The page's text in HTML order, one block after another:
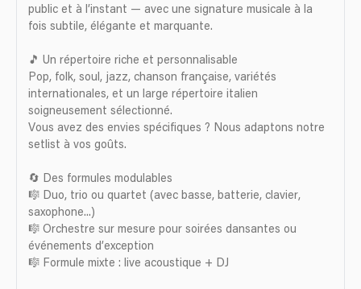
public et à l’instant — avec une signature musicale à la
fois subtile, élégante et marquante.
🎵 Un répertoire riche et personnalisable
Pop, folk, soul, jazz, chanson française, variétés
internationales, et un large répertoire italien
soigneusement sélectionné.
Vous avez des envies spécifiques ? Nous adaptons notre
setlist à vos goûts.
🔄 Des formules modulables
🎼 Duo, trio ou quartet (avec basse, batterie, clavier,
saxophone...)
🎼 Orchestre sur mesure pour soirées dansantes ou
événements d’exception
🎼 Formule mixte : live acoustique + DJ